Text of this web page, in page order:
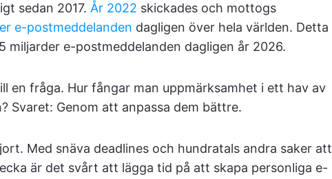
sedan 2017. År 2022 skickades och mottogs
e-postmeddelanden dagligen över hela världen. Detta
miljarder e-postmeddelanden dagligen år 2026.
en fråga. Hur fångar man uppmärksamhet i ett hav av
Svaret: Genom att anpassa dem bättre.
Med snäva deadlines och hundratals andra saker att
är det svårt att lägga tid på att skapa personliga e-